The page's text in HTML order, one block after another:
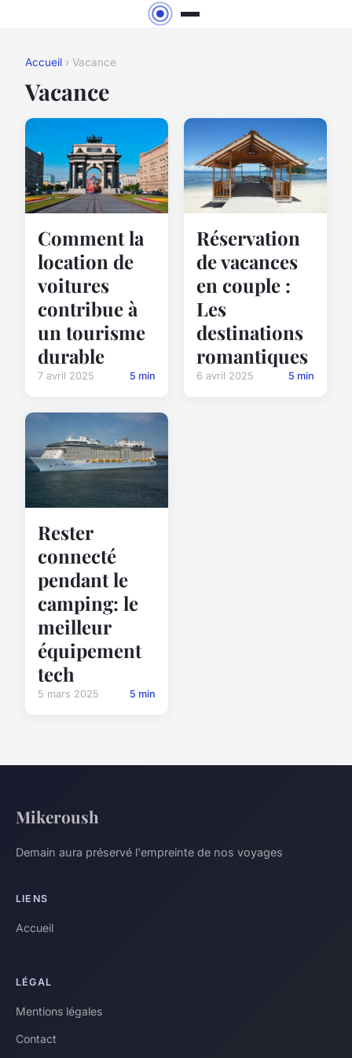
Accueil › Vacance
Vacance
Comment la
location de
voitures
contribue à
un tourisme
durable
7 avril 2025 5 min
Réservation
de vacances
en couple :
Les
destinations
romantiques
6 avril 2025 5 min
Rester
connecté
pendant le
camping: le
meilleur
équipement
tech
5 mars 2025 5 min
Mikeroush
Demain aura préservé l'empreinte de nos voyages
LIENS
Accueil
LÉGAL
Mentions légales
Contact